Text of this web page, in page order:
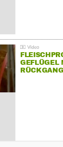
GEFLÜGEL
ÜCKGANG